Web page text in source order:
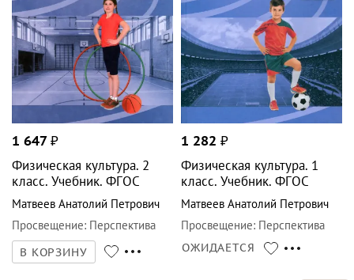
1 647₽
Физическая культура. 2
класс. Учебник. ФГОС
Матвеев Анатолий Петрович
Просвещение: Перспектива
В КОРЗИНУ
1 282 ₽
Физическая культура. 1
класс. Учебник. ФГОС
Матвеев Анатолий Петрович
Просвещение: Перспектива
ОЖИДАЕТСЯ